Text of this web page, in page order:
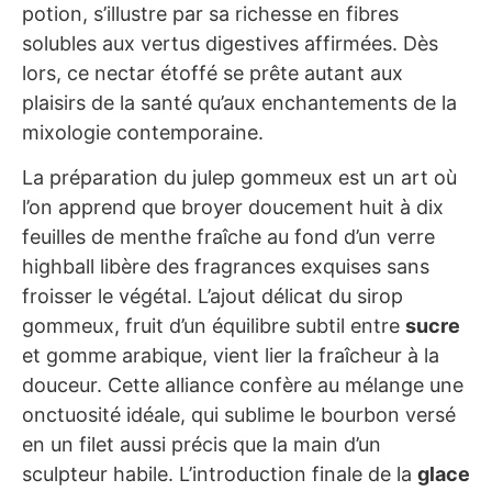
potion, s’illustre par sa richesse en fibres
solubles aux vertus digestives affirmées. Dès
lors, ce nectar étoffé se prête autant aux
plaisirs de la santé qu’aux enchantements de la
mixologie contemporaine.
La préparation du julep gommeux est un art où
l’on apprend que broyer doucement huit à dix
feuilles de menthe fraîche au fond d’un verre
highball libère des fragrances exquises sans
froisser le végétal. L’ajout délicat du sirop
gommeux, fruit d’un équilibre subtil entre sucre
et gomme arabique, vient lier la fraîcheur à la
douceur. Cette alliance confère au mélange une
onctuosité idéale, qui sublime le bourbon versé
en un filet aussi précis que la main d’un
sculpteur habile. L’introduction finale de la glace